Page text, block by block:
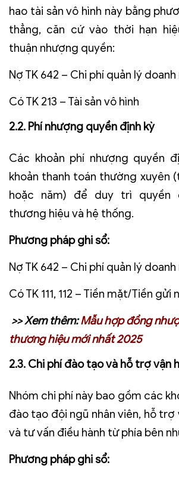
hao tài sản vô hình này bằng
thẳng, căn cứ vào thời hạn
thuận nhượng quyền:
Nợ TK 642 – Chi phí quản lý
Có TK 213 – Tài sản vô hình
2.2. Phí nhượng quyền định kỳ
Các khoản phí nhượng quyền
khoản thanh toán thường xuyên
hoặc năm) để duy trì quyền
thương hiệu và hệ thống.
Phương pháp ghi sổ:
Nợ TK 642 – Chi phí quản lý
Có TK 111, 112 – Tiền mặt/Tiền gửi
>> Xem thêm:Mẫu hợp đồng
thương hiệu mới nhất 2025
2.3. Chi phí đào tạo và hỗ trợ vận
Nhóm chi phí này bao gồm các
đào tạo đội ngũ nhân viên, hỗ
và tư vấn điều hành từ phía bên
Phương pháp ghi sổ: